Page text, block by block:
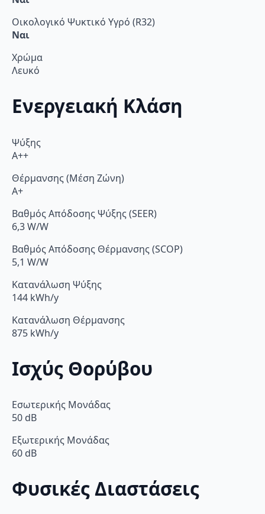
Οικολογικό Ψυκτικό Υγρό (R32)
Ναι
Χρώμα
Λευκό
Ενεργειακή Κλάση
Ψύξης
A++
Θέρμανσης (Μέση Ζώνη)
A+
Βαθμός Απόδοσης Ψύξης (SEER)
6,3 W/W
Βαθμός Απόδοσης Θέρμανσης (SCOP)
5,1 W/W
Κατανάλωση Ψύξης
144 kWh/y
Κατανάλωση Θέρμανσης
875 kWh/y
Ισχύς Θορύβου
Εσωτερικής Μονάδας
50 dB
Εξωτερικής Μονάδας
60 dB
Φυσικές Διαστάσεις